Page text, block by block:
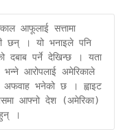
आफूलाई सत्तामा
छन् । यो भनाइले पनि
दबाब पर्ने देखिन्छ । यता
भन्ने आरोपलाई अमेरिकाले
भनेको छ । ह्वाइट
आफ्नो देश (अमेरिका)
।